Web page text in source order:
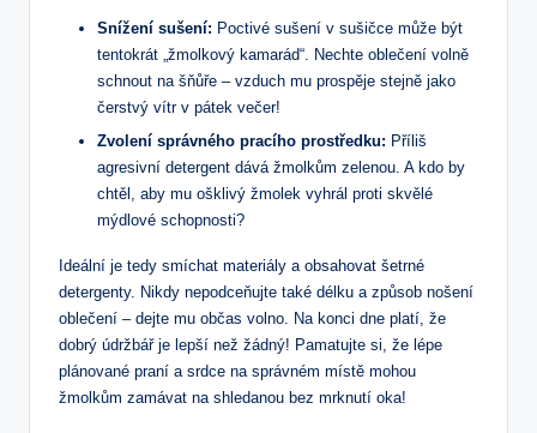
Snížení sušení: Poctivé sušení v sušičce ⁤může být
tentokrát „žmolkový kamarád“. Nechte oblečení volně
schnout na šňůře ​–⁤ vzduch mu prospěje stejně ​jako
čerstvý vítr v pátek večer!
Zvolení správného pracího prostředku: ‍Příliš
agresivní‌ detergent dává ​žmolkům zelenou. A kdo by
⁢chtěl, aby mu ošklivý žmolek vyhrál proti skvělé
mýdlové schopnosti?
Ideální je tedy smíchat⁤ materiály a obsahovat šetrné
detergenty. Nikdy nepodceňujte také délku ‍a způsob nošení
oblečení – dejte ⁣mu občas volno. Na ⁢konci dne platí, že
‍dobrý ​údržbář je lepší než žádný! Pamatujte si, že lépe
plánované praní a srdce ⁤na správném místě mohou
žmolkům zamávat na shledanou bez‍ mrknutí oka!